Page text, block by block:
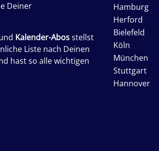
Deiner
Kalender-Abosstellst
Liste nach Deinen
hast so alle wichtigen
Hamburg
Herford
Bielefeld
Köln
München
Stuttgart
Hannover